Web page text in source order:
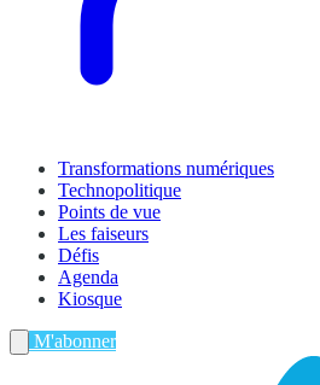
Transformations numériques
Technopolitique
Points de vue
Les faiseurs
Défis
Agenda
Kiosque
M'abonner